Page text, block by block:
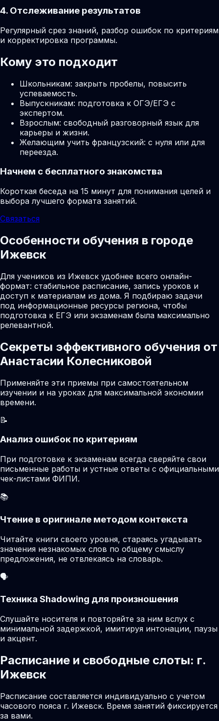
4. Отслеживание результатов
Регулярный срез знаний, разбор ошибок по критериям
и корректировка программы.
Кому это подходит
Школьникам: закрыть пробелы, повысить
успеваемость.
Выпускникам: подготовка к ОГЭ/ЕГЭ с
экспертом.
Взрослым: свободный разговорный язык для
карьеры и жизни.
Желающим учить французский: с нуля или для
переезда.
Начнем с бесплатного знакомства
Короткая беседа на 15 минут для понимания целей и
выбора лучшего формата занятий.
Связаться
Особенности обучения в городе
Ижевск
Для учеников из Ижевск удобнее всего онлайн-
формат: стабильное расписание, запись уроков и
доступ к материалам из дома. Я подбираю задачи
под информационные ресурсы региона, чтобы
подготовка к ЕГЭ или экзаменам была максимально
релевантной.
Секреты эффективного обучения от
Анастасии Колесниковой
Применяйте эти приемы при самостоятельном
изучении и на уроках для максимальной экономии
времени.
📝
Анализ ошибок по критериям
При подготовке к экзаменам всегда сверяйте свои
письменные работы и устные ответы с официальными
чек-листами ФИПИ.
📚
Чтение в оригинале методом контекста
Читайте книги своего уровня, стараясь угадывать
значения незнакомых слов по общему смыслу
предложения, не отвлекаясь на словарь.
🗣️
Техника Shadowing для произношения
Слушайте носителя и повторяйте за ним вслух с
минимальной задержкой, имитируя интонации, паузы
и акцент.
Расписание и свободные слоты: г.
Ижевск
Расписание составляется индивидуально с учетом
часового пояса г. Ижевск. Время занятий фиксируется
за вами.